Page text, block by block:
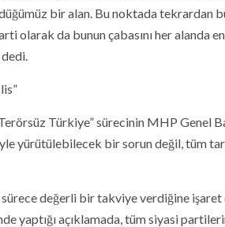
bir alan. Bu noktada tekrardan
olarak da bunun çabasını her alanda
dedi.
Türkiye” sürecinin MHP Genel
yürütülebilecek bir sorun değil, tüm
değerli bir takviye verdiğine işaret
yaptığı açıklamada, tüm siyasi